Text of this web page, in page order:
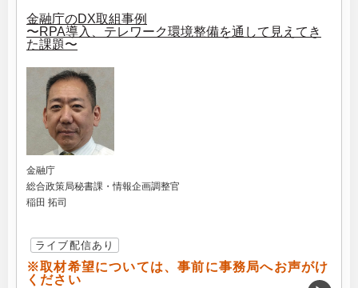
金融庁のDX取組事例
〜RPA導入、テレワーク環境整備を通して見えてき
た課題〜
金融庁
総合政策局秘書課・情報企画調整官
稲田 拓司
ライブ配信あり
※取材希望については、事前に事務局へお声がけ
ください